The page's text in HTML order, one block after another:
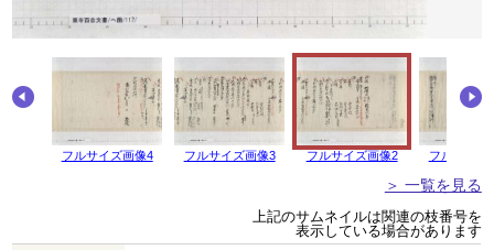
フルサイズ画像4 フルサイズ画像3 フルサイズ画像2 フルサイズ
＞ 一覧を見る
上記のサムネイルは関連の枝番号を
表示している場合があります